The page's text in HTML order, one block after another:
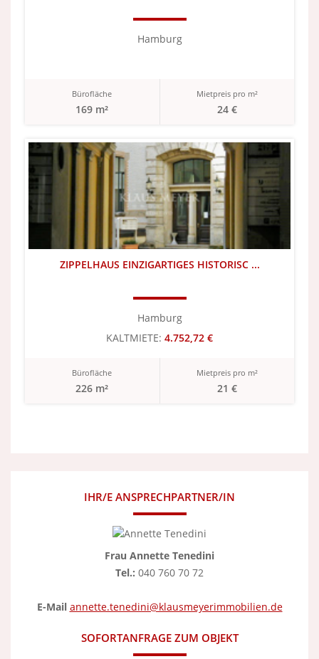
Hamburg
Bürofläche
169 m²
Mietpreis pro m²
24 €
ZIPPELHAUS EINZIGARTIGES HISTORISC ...
Hamburg
KALTMIETE: 4.752,72 €
Bürofläche
226 m²
Mietpreis pro m²
21 €
IHR/E ANSPRECHPARTNER/IN
Frau Annette Tenedini
Tel.: 040 760 70 72
E-Mail annette.tenedini@klausmeyerimmobilien.de
SOFORTANFRAGE ZUM OBJEKT